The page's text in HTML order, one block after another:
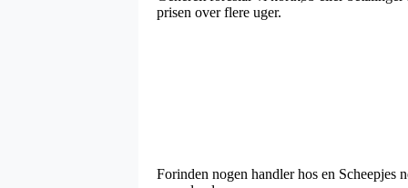
prisen over flere uger.
Forinden nogen handler hos en Scheepjes